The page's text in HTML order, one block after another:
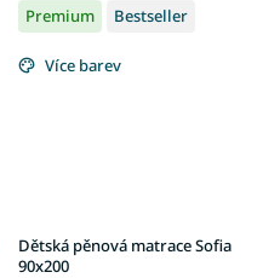
Premium Bestseller
Více barev
Dětská pěnová matrace Sofia
90x200